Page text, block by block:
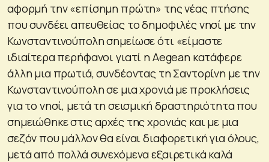
αφορμή την «επίσημη πρώτη» της νέας πτήσης
που συνδέει απευθείας το δημοφιλές νησί με την
Κωνσταντινούπολη σημείωσε ότι «είμαστε
ιδιαίτερα περήφανοι γιατί η Aegean κατάφερε
άλλη μια πρωτιά, συνδέοντας τη Σαντορίνη με την
Κωνσταντινούπολη σε μια χρονιά με προκλήσεις
για το νησί, μετά τη σεισμική δραστηριότητα που
σημειώθηκε στις αρχές της χρονιάς και με μια
σεζόν που μάλλον θα είναι διαφορετική για όλους,
μετά από πολλά συνεχόμενα εξαιρετικά καλά